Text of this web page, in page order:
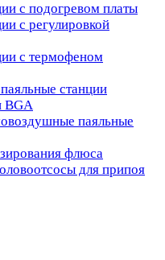
с подогревом платы
с регулировкой
с термофеном
станции
BGA
паяльные
флюса
для припоя